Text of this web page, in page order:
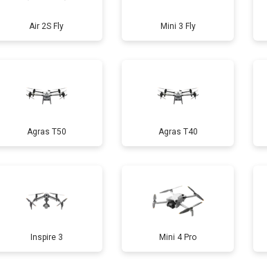
от 50 мин
от 60 мин
от 50 мин
от 90 мин
от 70 мин
Air 2S Fly Mini 3 Fly
Agras T50 Agras T40
Inspire 3 Mini 4 Pro